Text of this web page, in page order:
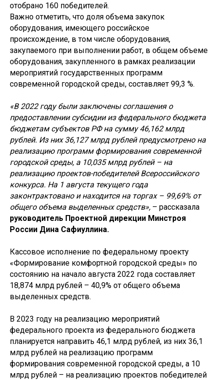
отобрано 160 победителей.
Важно отметить, что доля объема закупок
оборудования, имеющего российское
происхождение, в том числе оборудования,
закупаемого при выполнении работ, в общем объеме
оборудования, закупленного в рамках реализации
мероприятий государственных программ
современной городской среды, составляет 99,3 %.
«В 2022 году были заключены соглашения о
предоставлении субсидии из федерального бюджета
бюджетам субъектов РФ на сумму 46,162 млрд
рублей. Из них 36,127 млрд рублей предусмотрено на
реализацию программ формирования современной
городской среды, а 10,035 млрд рублей – на
реализацию проектов-победителей Всероссийского
конкурса. На 1 августа текущего года
законтрактовано и находится на торгах – 99,69% от
общего объема выделенных средств», – рассказала
руководитель Проектной дирекции Минстроя
России Дина Сафиуллина.
Кассовое исполнение по федеральному проекту
«Формирование комфортной городской среды» по
состоянию на начало августа 2022 года составляет
18,874 млрд рублей – 40,9% от общего объема
выделенных средств.
В 2023 году на реализацию мероприятий
федерального проекта из федерального бюджета
планируется направить 46,1 млрд рублей, из них 36,1
млрд рублей на реализацию программ
формирования современной городской среды, а 10
млрд рублей – на реализацию проектов победителей